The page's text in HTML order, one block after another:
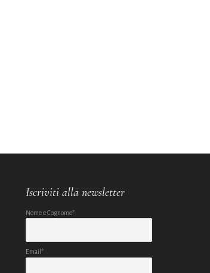
Iscriviti alla newsletter
Nome e Cognome*
Email*